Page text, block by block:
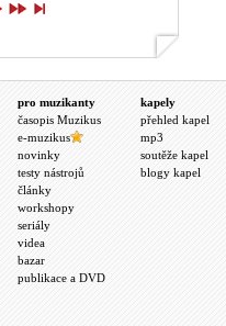
pro muzikanty
časopis Muzikus
e-muzikus
novinky
testy nástrojů
články
workshopy
seriály
videa
bazar
publikace a DVD
kapely
přehled kapel
mp3
soutěže kapel
blogy kapel